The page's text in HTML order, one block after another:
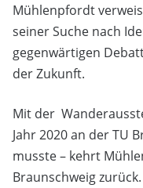
Mühlenpfordt
seiner Suche nach
gegenwärtigen
der Zukunft.
Mit der
Jahr 2020 an der TU
musste – kehrt
Braunschweig